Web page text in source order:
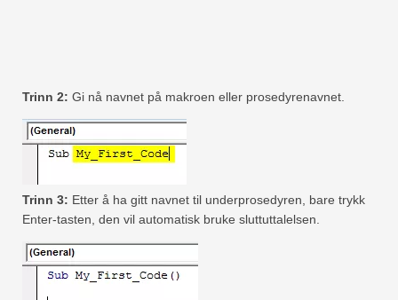
Trinn 2: Gi nå navnet på makroen eller prosedyrenavnet.
Trinn 3: Etter å ha gitt navnet til underprosedyren, bare trykk
Enter-tasten, den vil automatisk bruke sluttuttalelsen.